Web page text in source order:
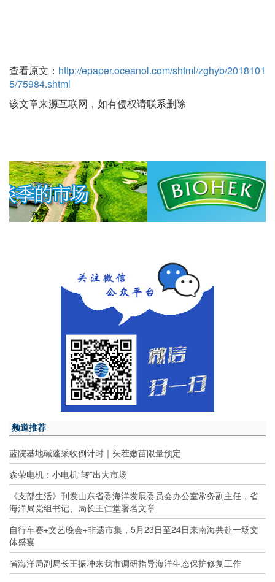
查看原文： http://epaper.oceanol.com/shtml/zghyb/2018101
5/75984.shtml
该文章来源互联网，如有侵权请联系删除
频道推荐
蓝院基地碱蓬采收倒计时｜头茬嫩苗限量预定
森荣电机：小电机“转”出大市场
《支部生活》刊发山东省委海洋发展委员会办公室常务副主任，省
海洋局党组书记、局长王仁堂署名文章
自行车赛+文艺晚会+非遗市集，5月23日至24日来南海共赴一场文
体盛宴
省海洋局副局长王振坤来我市调研指导海洋生态保护修复工作